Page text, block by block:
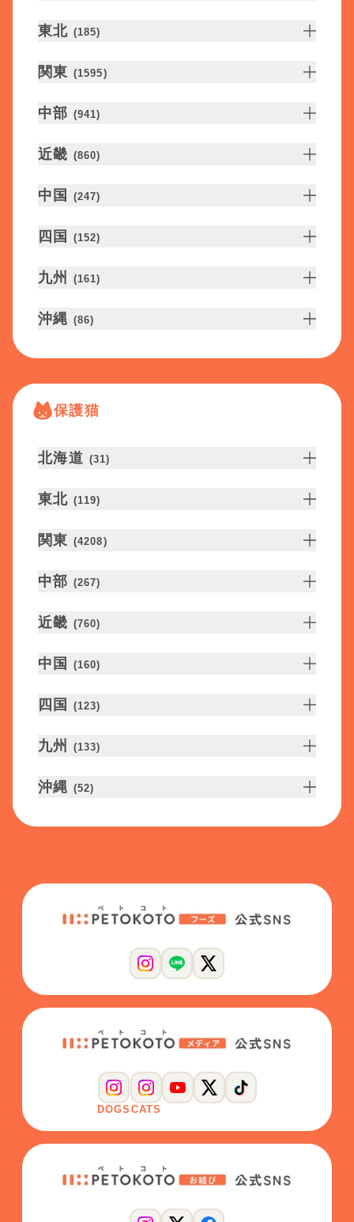
東北 (185)
関東 (1595)
中部 (941)
近畿 (860)
中国 (247)
四国 (152)
九州 (161)
沖縄 (86)
保護猫
北海道 (31)
東北 (119)
関東 (4208)
中部 (267)
近畿 (760)
中国 (160)
四国 (123)
九州 (133)
沖縄 (52)
DOGS CATS